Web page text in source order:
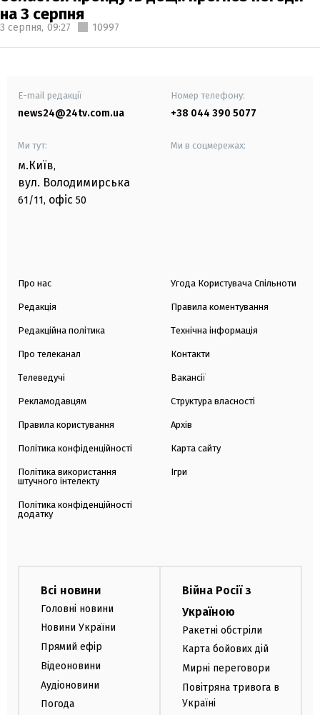
на 3 серпня
3 серпня, 09:27 10997
E-mail редакції
news24@24tv.com.ua
Номер телефону:
+38 044 390 5077
Ми тут:
м.Київ,
вул. Володимирська
61/11, офіс 50
Ми в соцмережах:
Про нас
Редакція
Редакційна політика
Про телеканал
Телеведучі
Рекламодавцям
Правила користування
Політика конфіденційності
Політика використання
штучного інтелекту
Політика конфіденційності
додатку
Угода Користувача Спільноти
Правила коментування
Технічна інформація
Контакти
Вакансії
Структура власності
Архів
Карта сайту
Ігри
Всі новини
Головні новини
Новини України
Прямий ефір
Відеоновини
Аудіоновини
Погода
Війна Росії з
Україною
Ракетні обстріли
Карта бойових дій
Мирні переговори
Повітряна тривога в
Україні